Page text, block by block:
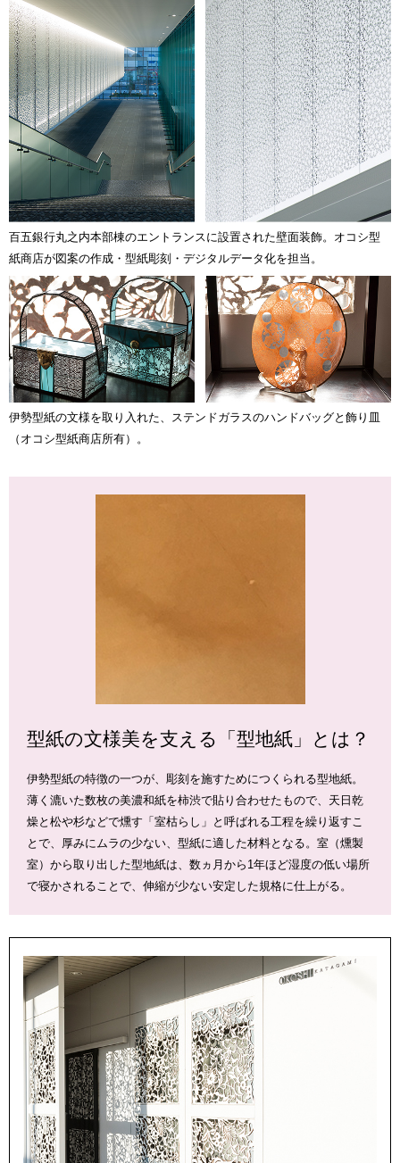
百五銀行丸之内本部棟のエントランスに設置された壁面装飾。オコシ型
紙商店が図案の作成・型紙彫刻・デジタルデータ化を担当。
伊勢型紙の文様を取り入れた、ステンドガラスのハンドバッグと飾り皿
（オコシ型紙商店所有）。
型紙の文様美を支える「型地紙」とは？
伊勢型紙の特徴の一つが、彫刻を施すためにつくられる型地紙。
薄く漉いた数枚の美濃和紙を柿渋で貼り合わせたもので、天日乾
燥と松や杉などで燻す「室枯らし」と呼ばれる工程を繰り返すこ
とで、厚みにムラの少ない、型紙に適した材料となる。室（燻製
室）から取り出した型地紙は、数ヵ月から1年ほど湿度の低い場所
で寝かされることで、伸縮が少ない安定した規格に仕上がる。